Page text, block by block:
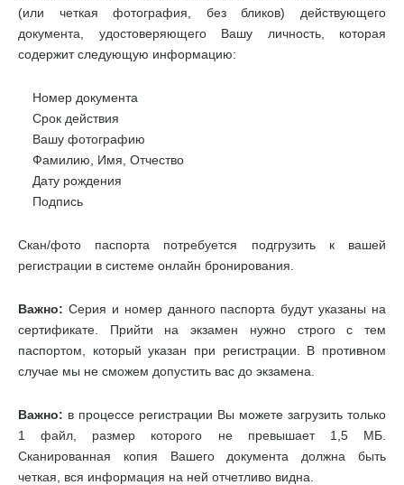
(или четкая фотография, без бликов) действующего
документа, удостоверяющего Вашу личность, которая
содержит следующую информацию:
Номер документа
Срок действия
Вашу фотографию
Фамилию, Имя, Отчество
Дату рождения
Подпись
Скан/фото паспорта потребуется подгрузить к вашей
регистрации в системе онлайн бронирования.
Важно: Серия и номер данного паспорта будут указаны на
сертификате. Прийти на экзамен нужно строго с тем
паспортом, который указан при регистрации. В противном
случае мы не сможем допустить вас до экзамена.
Важно: в процессе регистрации Вы можете загрузить только
1 файл, размер которого не превышает 1,5 МБ.
Сканированная копия Вашего документа должна быть
четкая, вся информация на ней отчетливо видна.